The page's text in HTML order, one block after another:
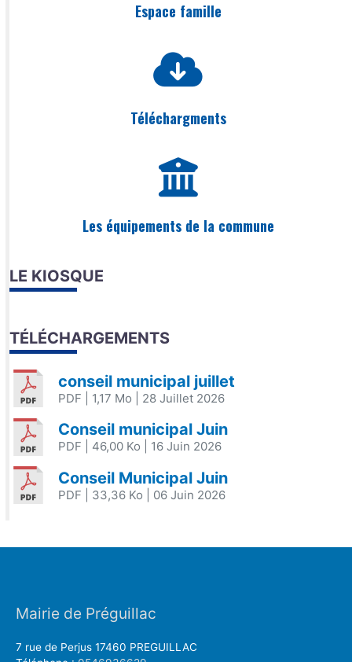
Espace famille
Téléchargments
Les équipements de la commune
LE KIOSQUE
TÉLÉCHARGEMENTS
conseil municipal juillet
PDF | 1,17 Mo | 28 Juillet 2026
Conseil municipal Juin
PDF | 46,00 Ko | 16 Juin 2026
Conseil Municipal Juin
PDF | 33,36 Ko | 06 Juin 2026
Mairie de Préguillac
7 rue de Perjus 17460 PREGUILLAC